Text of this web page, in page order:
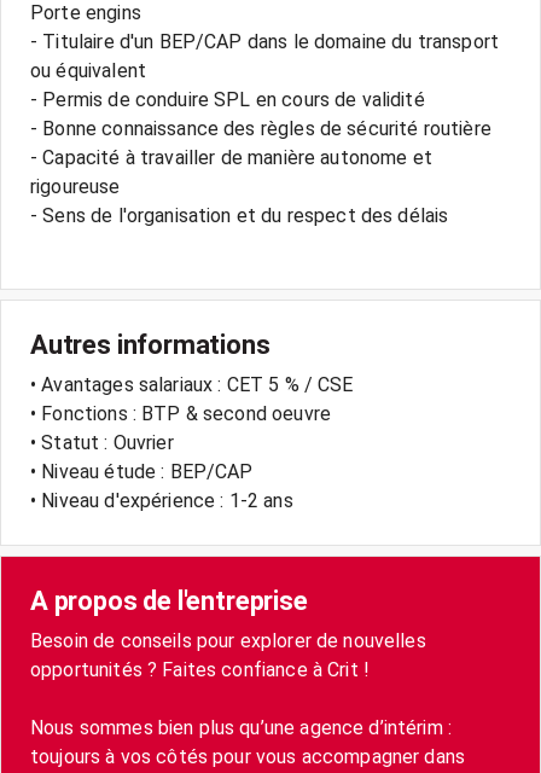
Porte engins
- Titulaire d'un BEP/CAP dans le domaine du transport
ou équivalent
- Permis de conduire SPL en cours de validité
- Bonne connaissance des règles de sécurité routière
- Capacité à travailler de manière autonome et
rigoureuse
- Sens de l'organisation et du respect des délais
Autres informations
• Avantages salariaux : CET 5 % / CSE
• Fonctions : BTP & second oeuvre
• Statut : Ouvrier
• Niveau étude : BEP/CAP
• Niveau d'expérience : 1-2 ans
A propos de l'entreprise
Besoin de conseils pour explorer de nouvelles
opportunités ? Faites confiance à Crit !
Nous sommes bien plus qu’une agence d’intérim :
toujours à vos côtés pour vous accompagner dans